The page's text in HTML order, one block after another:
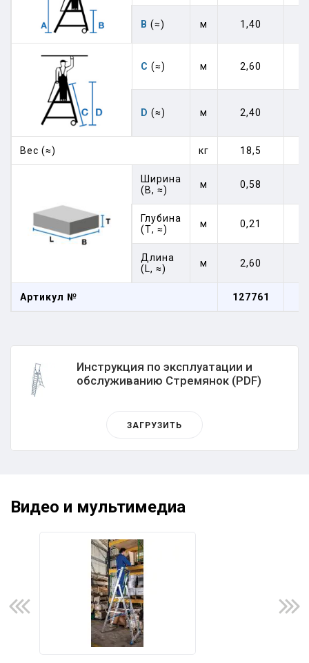
Артикул № 127761
В (≈) м 1,40
C (≈) м 2,60
D (≈) м 2,40
Вес (≈) кг 18,5
Ширина
(В, ≈)
м 0,58
Глубина
(Т, ≈)
м 0,21
Длина
(L, ≈)
м 2,60
Инструкция по эксплуатации и
обслуживанию Стремянок (PDF)
ЗАГРУЗИТЬ
Видео и мультимедиа